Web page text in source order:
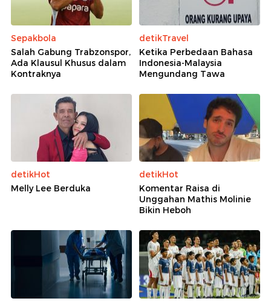
Sepakbola
Salah Gabung Trabzonspor,
Ada Klausul Khusus dalam
Kontraknya
detikTravel
Ketika Perbedaan Bahasa
Indonesia-Malaysia
Mengundang Tawa
detikHot
Melly Lee Berduka
detikHot
Komentar Raisa di
Unggahan Mathis Molinie
Bikin Heboh